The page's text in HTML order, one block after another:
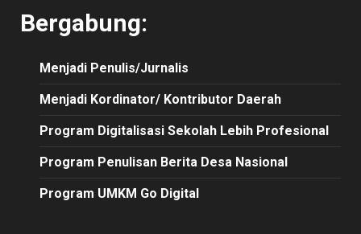
Bergabung:
Menjadi Penulis/Jurnalis
Menjadi Kordinator/ Kontributor Daerah
Program Digitalisasi Sekolah Lebih Profesional
Program Penulisan Berita Desa Nasional
Program UMKM Go Digital